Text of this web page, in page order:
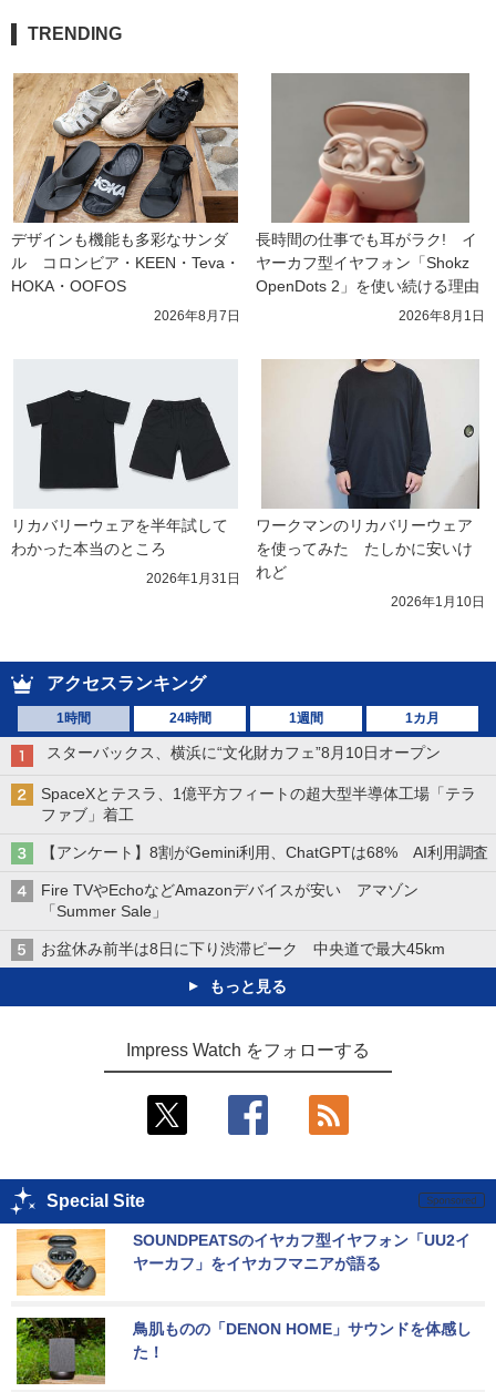
TRENDING
デザインも機能も多彩なサンダ
ル　コロンビア・KEEN・Teva・
HOKA・OOFOS
2026年8月7日
長時間の仕事でも耳がラク!　イ
ヤーカフ型イヤフォン「Shokz
OpenDots 2」を使い続ける理由
2026年8月1日
リカバリーウェアを半年試して
わかった本当のところ
2026年1月31日
ワークマンのリカバリーウェア
を使ってみた　たしかに安いけ
れど
2026年1月10日
アクセスランキング
1時間 24時間 1週間 1カ月
スターバックス、横浜に“文化財カフェ”8月10日オープン
SpaceXとテスラ、1億平方フィートの超大型半導体工場「テラ
ファブ」着工
【アンケート】8割がGemini利用、ChatGPTは68% AI利用調査
Fire TVやEchoなどAmazonデバイスが安い アマゾン
「Summer Sale」
お盆休み前半は8日に下り渋滞ピーク 中央道で最大45km
もっと見る
Impress Watch をフォローする
Special Site
SOUNDPEATSのイヤカフ型イヤフォン「UU2イ
ヤーカフ」をイヤカフマニアが語る
鳥肌ものの「DENON HOME」サウンドを体感し
た！